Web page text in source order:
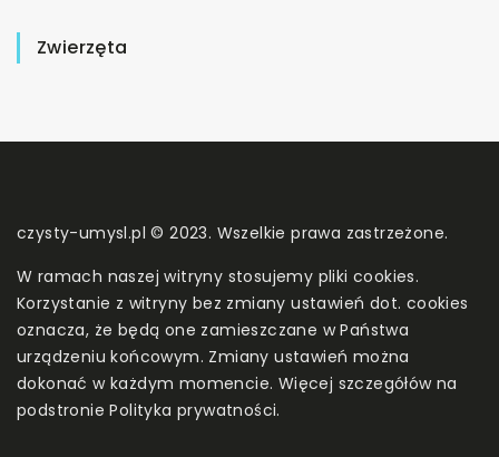
Zwierzęta
czysty-umysl.pl © 2023. Wszelkie prawa zastrzeżone.
W ramach naszej witryny stosujemy pliki cookies.
Korzystanie z witryny bez zmiany ustawień dot. cookies
oznacza, że będą one zamieszczane w Państwa
urządzeniu końcowym. Zmiany ustawień można
dokonać w każdym momencie. Więcej szczegółów na
podstroniePolityka prywatności.